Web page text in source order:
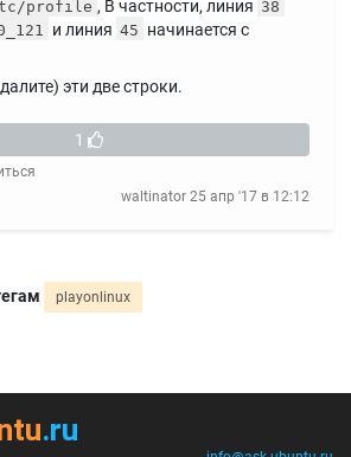
profile , В частности, линия 38
и линия 45 начинается с
эти две строки.
1
waltinator 25 апр '17 в 12:12
playonlinux